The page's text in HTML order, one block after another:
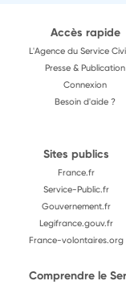
Accès rapide
L'Agence du Service
Presse & Publication
Connexion
Besoin d'aide ?
Sites publics
France.fr
Service-Public.fr
Gouvernement.fr
Legifrance.gouv.fr
France-volontaires.org
Comprendre le